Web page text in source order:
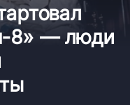
8» — люди